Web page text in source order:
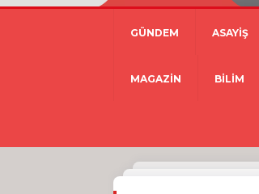
GÜNDEM ASAYİŞ
MAGAZİN BİLİM